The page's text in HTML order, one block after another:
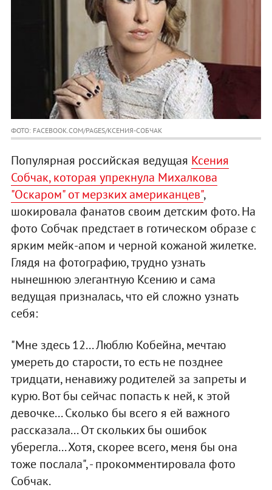
ФОТО: FACEBOOK.COM/PAGES/КСЕНИЯ-СОБЧАК
Популярная российская ведущая Ксения
Собчак, которая упрекнула Михалкова
"Оскаром" от мерзких американцев",
шокировала фанатов своим детским фото. На
фото Собчак предстает в готическом образе с
ярким мейк-апом и черной кожаной жилетке.
Глядя на фотографию, трудно узнать
нынешнюю элегантную Ксению и сама
ведущая призналась, что ей сложно узнать
себя:
"Мне здесь 12... Люблю Кобейна, мечтаю
умереть до старости, то есть не позднее
тридцати, ненавижу родителей за запреты и
курю. Вот бы сейчас попасть к ней, к этой
девочке... Сколько бы всего я ей важного
рассказала... От скольких бы ошибок
уберегла... Хотя, скорее всего, меня бы она
тоже послала", - прокомментировала фото
Собчак.